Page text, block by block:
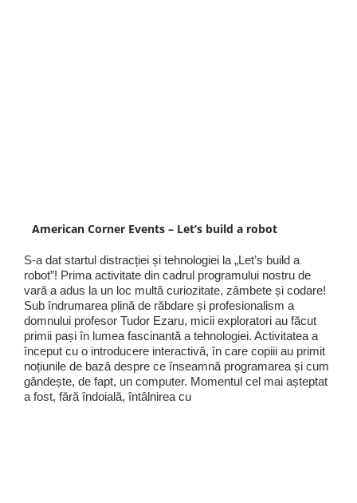
American Corner Events – Let’s build a robot
S-a dat startul distracției și tehnologiei la „Let’s build a
robot”! Prima activitate din cadrul programului nostru de
vară a adus la un loc multă curiozitate, zâmbete și codare!
Sub îndrumarea plină de răbdare și profesionalism a
domnului profesor Tudor Ezaru, micii exploratori au făcut
primii pași în lumea fascinantă a tehnologiei. Activitatea a
început cu o introducere interactivă, în care copiii au primit
noțiunile de bază despre ce înseamnă programarea și cum
gândește, de fapt, un computer. Momentul cel mai așteptat
a fost, fără îndoială, întâlnirea cu